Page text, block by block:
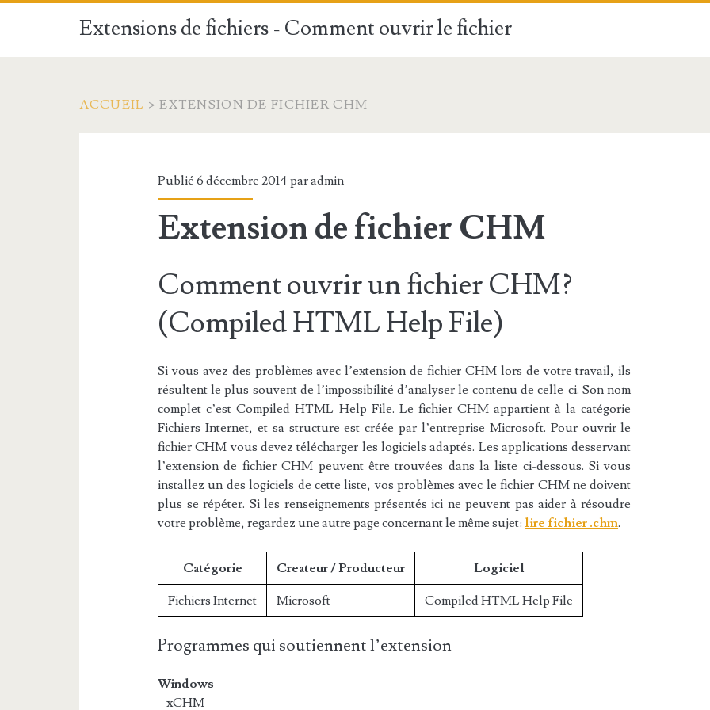
Extensions de fichiers - Comment ouvrir le fichier
ACCUEIL > EXTENSION DE FICHIER CHM
Publié 6 décembre 2014 paradmin
Extension de fichier CHM
Comment ouvrir un fichier CHM?
(Compiled HTML Help File)
Si vous avez des problèmes avec l’extension de fichier CHM lors de votre travail, ils
résultent le plus souvent de l’impossibilité d’analyser le contenu de celle-ci. Son nom
complet c’est Compiled HTML Help File. Le fichier CHM appartient à la catégorie
Fichiers Internet, et sa structure est créée par l’entreprise Microsoft. Pour ouvrir le
fichier CHM vous devez télécharger les logiciels adaptés. Les applications desservant
l’extension de fichier CHM peuvent être trouvées dans la liste ci-dessous. Si vous
installez un des logiciels de cette liste, vos problèmes avec le fichier CHM ne doivent
plus se répéter. Si les renseignements présentés ici ne peuvent pas aider à résoudre
votre problème, regardez une autre page concernant le même sujet: lire fichier .chm.
Catégorie Createur / Producteur Logiciel
Fichiers Internet Microsoft Compiled HTML Help File
Programmes qui soutiennent l’extension
Windows
– xCHM